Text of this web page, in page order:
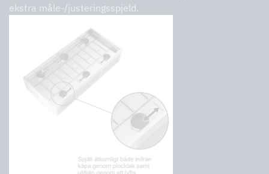
ekstra måle-/justeringsspjeld.